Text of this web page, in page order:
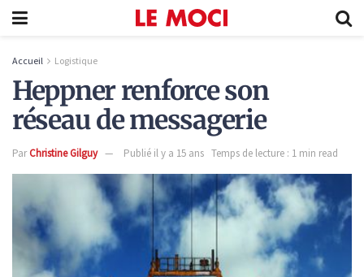
Accueil Logistique
Heppner renforce son
réseau de messagerie
ParChristine Gilguy Publié il y a 15 ans Temps de lecture : 1 min read